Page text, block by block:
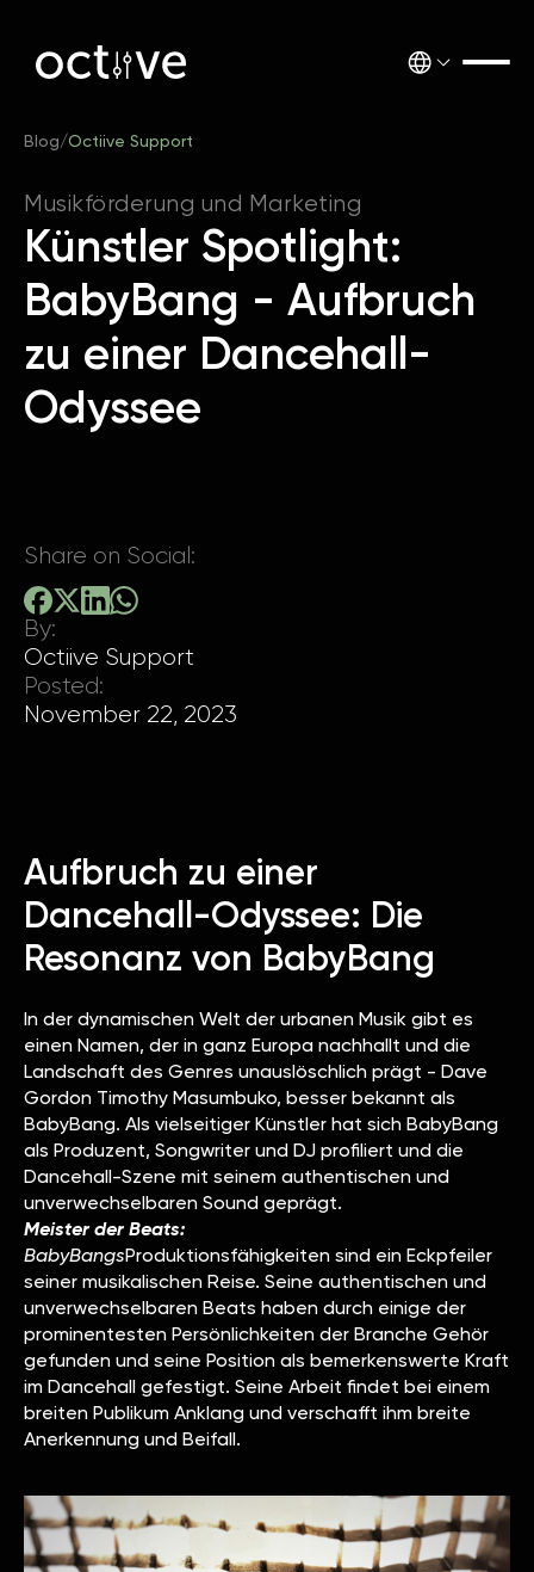
Blog/Octiive Support
Musikförderung und Marketing
Künstler Spotlight:
BabyBang - Aufbruch
zu einer Dancehall-
Odyssee
Share on Social:
By:
Octiive Support
Posted:
November 22, 2023
Aufbruch zu einer
Dancehall-Odyssee: Die
Resonanz von BabyBang
In der dynamischen Welt der urbanen Musik gibt es
einen Namen, der in ganz Europa nachhallt und die
Landschaft des Genres unauslöschlich prägt - Dave
Gordon Timothy Masumbuko, besser bekannt als
BabyBang. Als vielseitiger Künstler hat sich BabyBang
als Produzent, Songwriter und DJ profiliert und die
Dancehall-Szene mit seinem authentischen und
unverwechselbaren Sound geprägt.
Meister der Beats:
‍BabyBangsProduktionsfähigkeiten sind ein Eckpfeiler
seiner musikalischen Reise. Seine authentischen und
unverwechselbaren Beats haben durch einige der
prominentesten Persönlichkeiten der Branche Gehör
gefunden und seine Position als bemerkenswerte Kraft
im Dancehall gefestigt. Seine Arbeit findet bei einem
breiten Publikum Anklang und verschafft ihm breite
Anerkennung und Beifall.